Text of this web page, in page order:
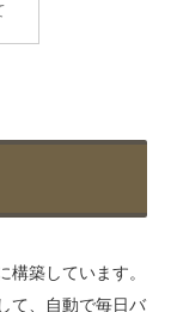
構築しています。
て、自動で毎日バ